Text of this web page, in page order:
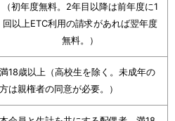
（初年度無料。2年目以降は前年度に1
回以上ETC利用の請求があれば翌年度
無料。）
満18歳以上（高校生を除く。未成年の
方は親権者の同意が必要。）